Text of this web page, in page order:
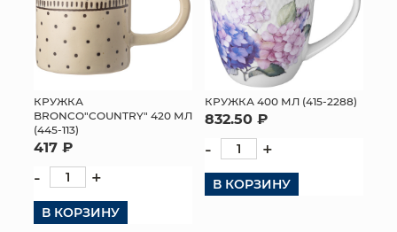
КРУЖКА
BRONCO"COUNTRY" 420 МЛ
(445-113)
417 ₽
- +
В КОРЗИНУ
КРУЖКА 400 МЛ (415-2288)
832.50 ₽
- +
В КОРЗИНУ